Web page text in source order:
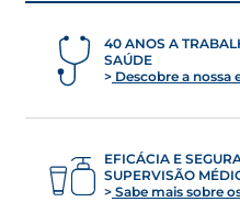
40 ANOS A
SAÚDE
Descobre a
EFICÁCIA E
SUPERVISÃO
Sabe mais sobre